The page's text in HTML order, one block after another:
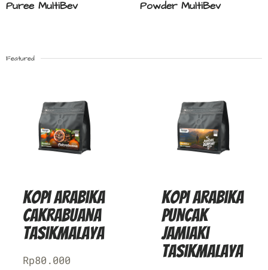
Puree MultiBev Powder MultiBev
Featured
Kopi Arabika
Cakrabuana
Tasikmalaya
Rp80.000
Kopi Arabika
Puncak
Jamiaki
Tasikmalaya